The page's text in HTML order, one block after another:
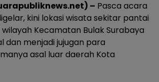
– Pasca acara
kini lokasi wisata sekitar pantai
Kecamatan Bulak Surabaya
dan menjadi jujugan para
asal luar daerah Kota